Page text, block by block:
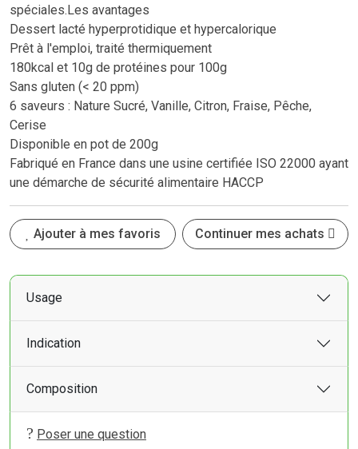
spéciales.Les avantages
Dessert lacté hyperprotidique et hypercalorique
Prêt à l'emploi, traité thermiquement
180kcal et 10g de protéines pour 100g
Sans gluten (< 20 ppm)
6 saveurs : Nature Sucré, Vanille, Citron, Fraise, Pêche,
Cerise
Disponible en pot de 200g
Fabriqué en France dans une usine certifiée ISO 22000 ayant
une démarche de sécurité alimentaire HACCP
Ajouter à mes favoris Continuer mes achats
Usage
Indication
Composition
Poser une question